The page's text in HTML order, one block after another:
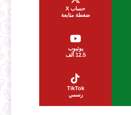
حساب X
ضغطة متابعة
يوتيوب
12.5 ألف
TikTok
رسمي